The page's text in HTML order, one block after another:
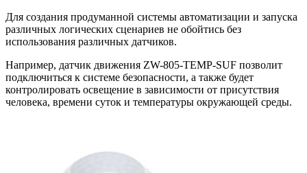
Для создания продуманной системы автоматизации и запуска
различных логических сценариев не обойтись без
использования различных датчиков.
Например, датчик движения ZW-805-TEMP-SUF позволит
подключиться к системе безопасности, а также будет
контролировать освещение в зависимости от присутствия
человека, времени суток и температуры окружающей среды.